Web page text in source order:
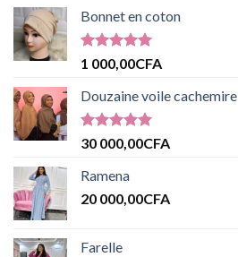
Bonnet en coton
Note 5.00
1 000,00CFA
Douzaine voile cachemire
Note5.00
30 000,00CFA
Ramena
20 000,00CFA
Farelle